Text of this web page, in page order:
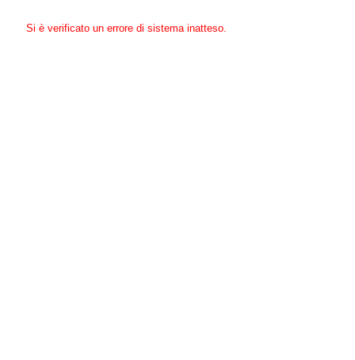
Si è verificato un errore di sistema inatteso.